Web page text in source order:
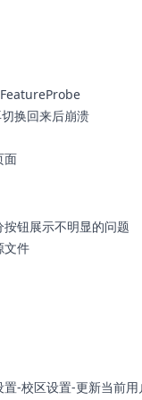
换回来后崩溃
面
钮展示不明显的问题
文件
-校区设置-更新当前用